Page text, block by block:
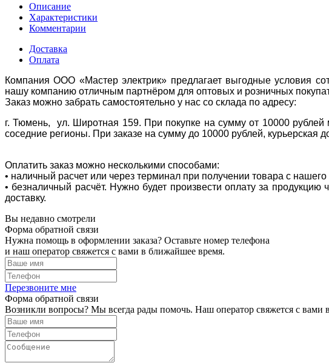
Описание
Характеристики
Комментарии
Доставка
Оплата
Компания ООО «Мастер электрик» предлагает выгодные условия
нашу компанию отличным партнёром для оптовых и розничных
Заказ можно забрать самостоятельно у нас со склада по адресу:
г. Тюмень, ул. Широтная 159. При покупке на сумму от 10000
соседние регионы. При заказе на сумму до 10000 рублей, курьерская
Оплатить заказ можно несколькими способами:
• наличный расчет или через терминал при получении товара с нашего
• безналичный расчёт. Нужно будет произвести оплату за
доставку.
Вы недавно смотрели
Форма обратной связи
Нужна помощь в оформлении заказа? Оставьте номер телефона
и наш оператор свяжется с вами в ближайшее время.
Перезвоните мне
Форма обратной связи
Возникли вопросы? Мы всегда рады помочь. Наш оператор свяжется с вами